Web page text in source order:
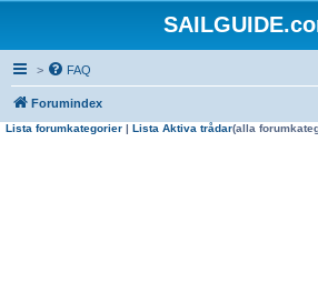
> FAQ
Forumindex
Lista forumkategorier | Lista Aktiva trådar(alla